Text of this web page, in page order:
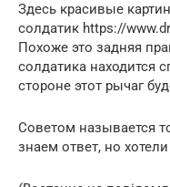
Здесь красивые
солдатик https://
Похоже это задняя
солдатика находится
стороне этот рычаг
Советом называется
знаем ответ, но